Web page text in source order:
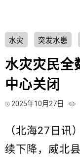
水灾 突发水患
水灾灾民全
中心关闭
2025年10月27日
（北海27日讯
续下降，威北